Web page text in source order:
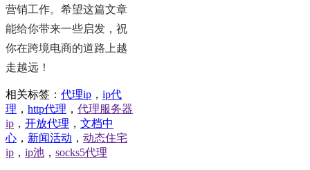
营销工作。希望这篇文章
能给你带来一些启发，祝
你在跨境电商的道路上越
走越远！
相关标签： 代理ip ， ip代
理 ， http代理 ， 代理服务器
ip ， 开放代理 ， 文档中
心 ， 新闻活动 ， 动态住宅
ip ， ip池 ， socks5代理